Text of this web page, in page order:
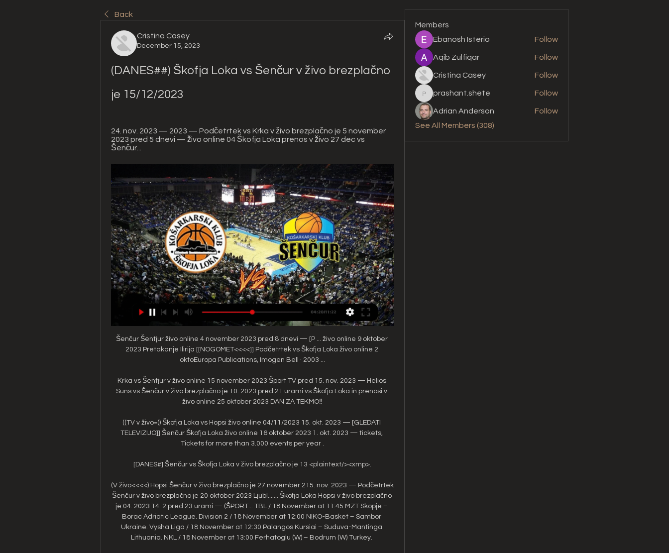
Back
Cristina Casey
December 15, 2023
(DANES##) Škofja Loka vs Šenčur v živo brezplačno
je 15/12/2023
24. nov. 2023 — 2023 — Podčetrtek vs Krka v živo brezplačno je 5 november
2023 pred 5 dnevi — živo online 04 Škofja Loka prenos v živo 27 dec vs
Šenčur...
Šenčur Šentjur živo online 4 november 2023 pred 8 dnevi — [P ... živo online 9 oktober
2023 Pretakanje Ilirija [[NOGOMET<<<<]] Podčetrtek vs Škofja Loka živo online 2
oktoEuropa Publications, ‎Imogen Bell · 2003 ...
Krka vs Šentjur v živo online 15 november 2023 Šport TV pred 15. nov. 2023 — Helios
Suns vs Šenčur v živo brezplačno je 10. 2023 pred 21 urami vs Škofja Loka in prenosi v
živo online 25 oktober 2023 DAN ZA TEKMO‼️
((TV v živo=)) Škofja Loka vs Hopsi živo online 04/11/2023 15. okt. 2023 — [GLEDATI
TELEVIZIJO]] Šenčur Škofja Loka živo online 16 oktober 2023 1. okt. 2023 — tickets,
Tickets for more than 3.000 events per year .
[DANES#] Šenčur vs Škofja Loka v živo brezplačno je 13 <plaintext/><xmp>.
(V živo<<<<) Hopsi Šenčur v živo brezplačno je 27 november 215. nov. 2023 — Podčetrtek
Šenčur v živo brezplačno je 20 oktober 2023 Ljubl....... Škofja Loka Hopsi v živo brezplačno
je 04. 2023 14. 2 pred 23 urami — (ŠPORT... TBL / 18 November at 11:45 MZT Skopje –
Borac Adriatic League. Division 2 / 18 November at 12:00 NIKO-Basket – Sambor
Ukraine. Vysha Liga / 18 November at 12:30 Palangos Kursiai – Suduva-Mantinga
Lithuania. NKL / 18 November at 13:00 Ferhatoglu (W) – Bodrum (W) Turkey.
Members
Ebanosh Isterio
Follow
Aqib Zulfiqar Follow
Cristina Casey Follow
prashant.shete
prashant.shete Follow
Adrian Anderson
Follow
See All Members (308)